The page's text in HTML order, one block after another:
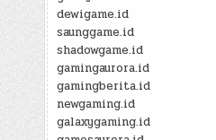
dewigame.id
saunggame.id
shadowgame.id
gamingaurora.id
gamingberita.id
newgaming.id
galaxygaming.id